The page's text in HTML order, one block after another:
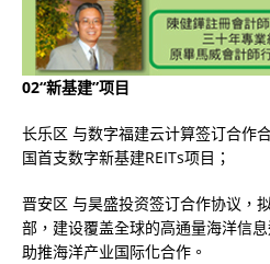
02“新基建”项目
长乐区 与数字福建云计算签订合作
国首支数字新基建REITs项目；
晋安区 与昊盛投资签订合作协议，
部，建设覆盖全球的高通量海洋信
助推海洋产业国际化合作。